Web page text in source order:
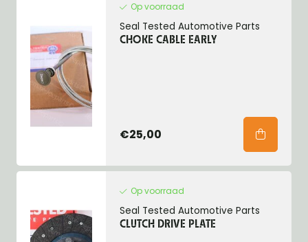
Op voorraad
Seal Tested Automotive Parts
CHOKE CABLE EARLY
€25,00
Op voorraad
Seal Tested Automotive Parts
CLUTCH DRIVE PLATE